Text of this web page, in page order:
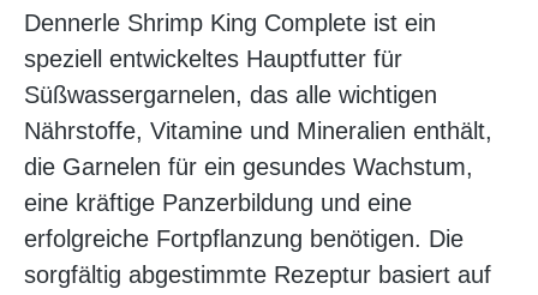
Dennerle Shrimp King Complete ist ein
speziell entwickeltes Hauptfutter für
Süßwassergarnelen, das alle wichtigen
Nährstoffe, Vitamine und Mineralien enthält,
die Garnelen für ein gesundes Wachstum,
eine kräftige Panzerbildung und eine
erfolgreiche Fortpflanzung benötigen. Die
sorgfältig abgestimmte Rezeptur basiert auf